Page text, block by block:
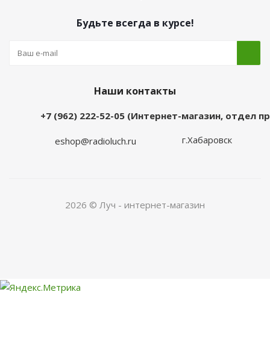
Будьте всегда в курсе!
Наши контакты
+7 (962) 222-52-05 (Интернет-магазин, отдел
eshop@radioluch.ru г.Хабаровск
2026 © Луч - интернет-магазин